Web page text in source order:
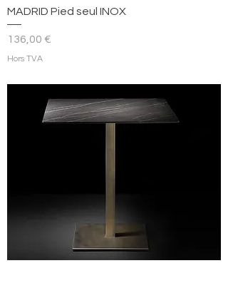
MADRID Pied seul INOX
Prix
136,00 €
Hors TVA